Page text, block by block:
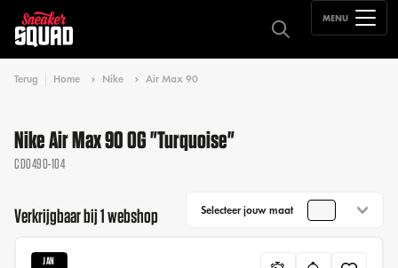
MENU
Terug Home Nike Air Max 90
Nike Air Max 90 OG "Turquoise"
CD0490-104
Verkrijgbaar bij 1 webshop Selecteer jouw maat
JAN